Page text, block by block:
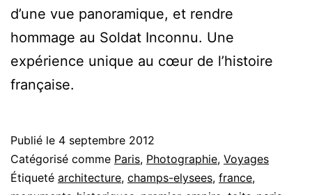
d’une vue panoramique, et rendre
hommage au Soldat Inconnu. Une
expérience unique au cœur de l’histoire
française.
Publié le 4 septembre 2012
Catégorisé comme Paris, Photographie, Voyages
Étiqueté architecture, champs-elysees, france,